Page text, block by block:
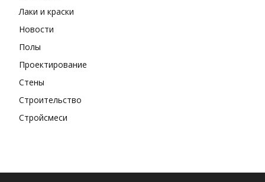
Лаки и краски
Новости
Полы
Проектирование
Стены
Строительство
Стройсмеси